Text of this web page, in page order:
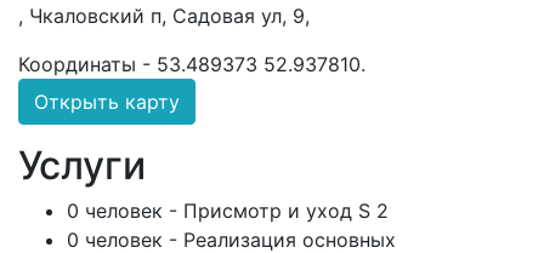
, Чкаловский п, Садовая ул, 9,
Координаты - 53.489373 52.937810.
Открыть карту
Услуги
0 человек - Присмотр и уход S 2
0 человек - Реализация основных